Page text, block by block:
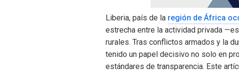
Liberia, país de la región de África
estrecha entre la actividad privada
rurales. Tras conflictos armados y la
tenido un papel decisivo no solo en
estándares de transparencia. Este